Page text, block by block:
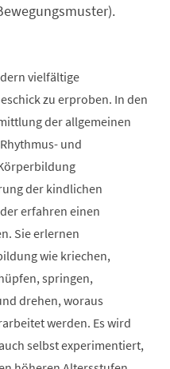
vielfältige
zu erproben. In den
der allgemeinen
und
der kindlichen
erfahren einen
Sie erlernen
wie kriechen,
springen,
drehen, woraus
werden. Es wird
selbst experimentiert,